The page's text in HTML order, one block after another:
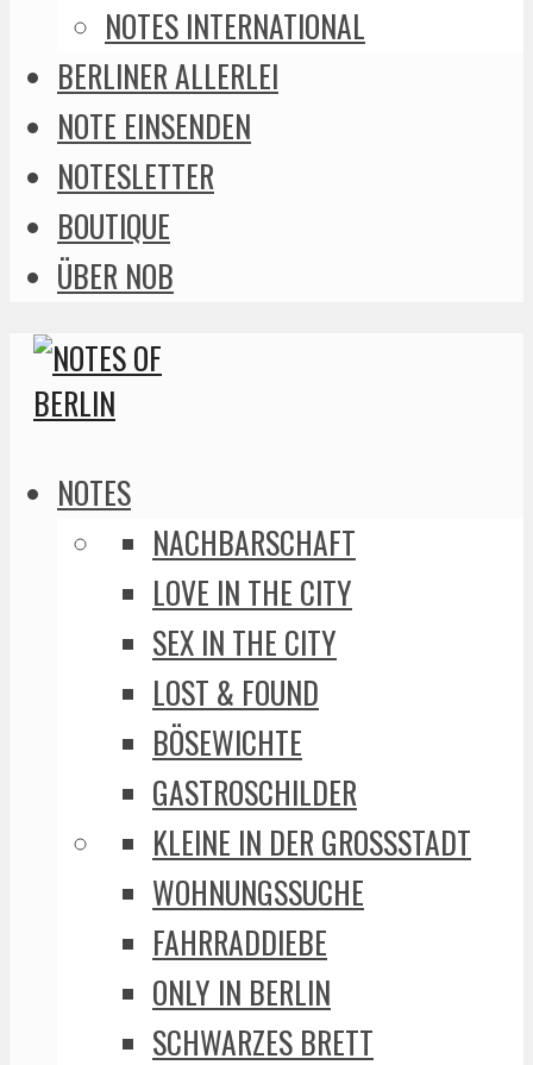
NOTES INTERNATIONAL
BERLINER ALLERLEI
NOTE EINSENDEN
NOTESLETTER
BOUTIQUE
ÜBER NOB
NOTES
NACHBARSCHAFT
LOVE IN THE CITY
SEX IN THE CITY
LOST & FOUND
BÖSEWICHTE
GASTROSCHILDER
KLEINE IN DER GROSSSTADT
WOHNUNGSSUCHE
FAHRRADDIEBE
ONLY IN BERLIN
SCHWARZES BRETT